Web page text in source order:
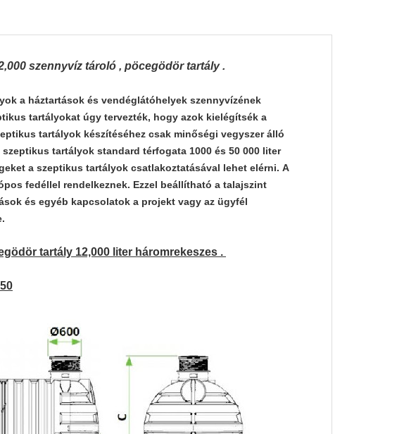
szennyvíz tároló , pöcegödör tartály .
a háztartások és vendéglátóhelyek szennyvízének
tartályokat úgy tervezték, hogy azok kielégítsék a
tartályok készítéséhez csak minőségi vegyszer álló
tartályok standard térfogata 1000 és 50 000 liter
a szeptikus tartályok csatlakoztatásával lehet elérni. A
fedéllel rendelkeznek. Ezzel beállítható a talajszint
és egyéb kapcsolatok a projekt vagy az ügyfél
tartály 12,000 liter háromrekeszes .